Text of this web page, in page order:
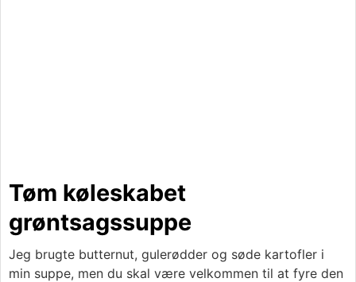
Tøm køleskabet
grøntsagssuppe
Jeg brugte butternut, gulerødder og søde kartofler i
min suppe, men du skal være velkommen til at fyre den